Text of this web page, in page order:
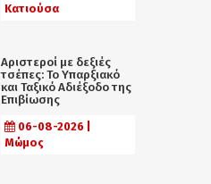
Κατιούσα
Αριστεροί με δεξιές
τσέπες: Το Υπαρξιακό
και Ταξικό Αδιέξοδο της
Επιβίωσης
06-08-2026 |
Μώμος